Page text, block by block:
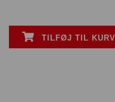
TILFØJ TIL KURV